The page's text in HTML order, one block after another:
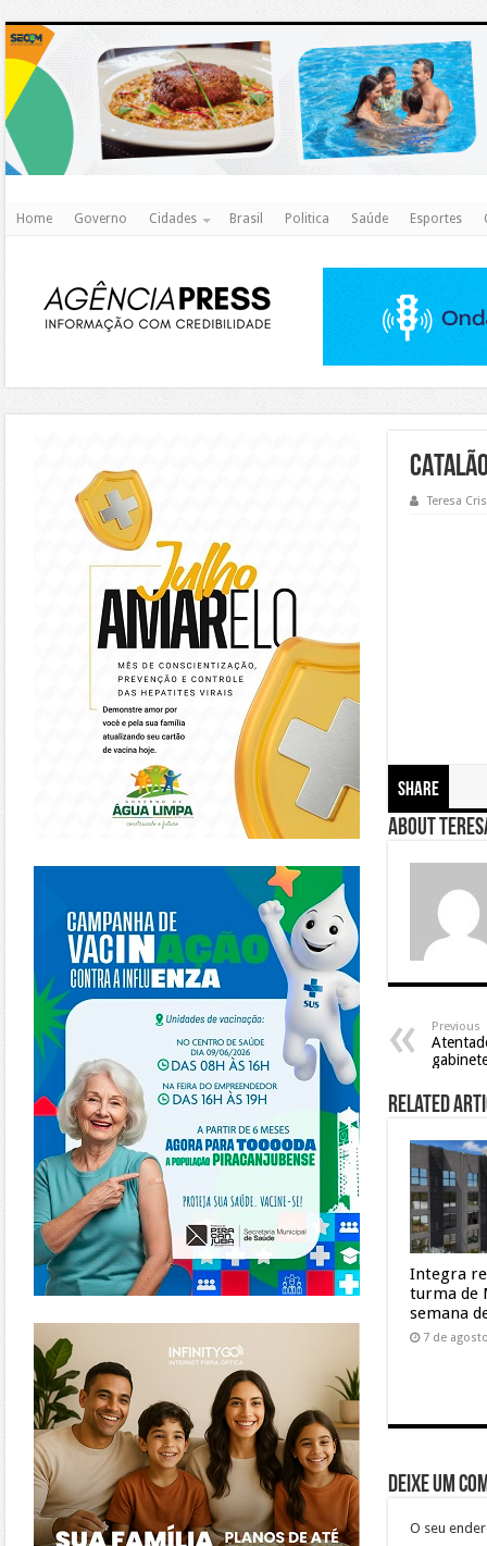
Home Governo Cidades Brasil Politica Saúde Esportes
Teresa
Share
About
Previous
Related
Integra
turma de
semana
7 de
Deixe um
O seu
https://piracanjuba.go.gov.br/
https://www.infinitygo.com.br/